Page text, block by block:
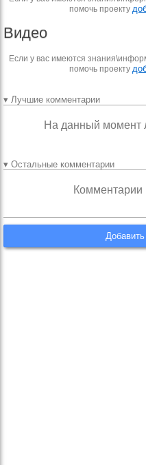
помочь проекту
Видео
Если у вас имеются
помочь проекту
▾ Лучшие комментарии
На данный момент
▾ Остальные комментарии
Комментарии